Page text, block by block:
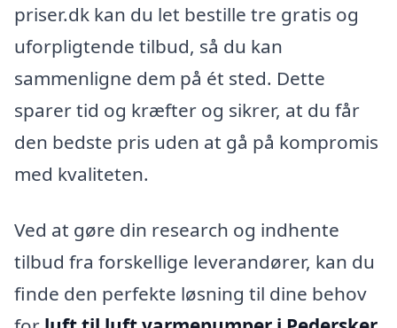
priser.dk kan du let bestille tre gratis og
uforpligtende tilbud, så du kan
sammenligne dem på ét sted. Dette
sparer tid og kræfter og sikrer, at du får
den bedste pris uden at gå på kompromis
med kvaliteten.
Ved at gøre din research og indhente
tilbud fra forskellige leverandører, kan du
finde den perfekte løsning til dine behov